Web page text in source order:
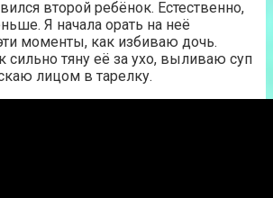
второй ребёнок. Естественно,
Я начала орать на неё
моменты, как избиваю дочь.
сильно тяну её за ухо, выливаю суп
лицом в тарелку.